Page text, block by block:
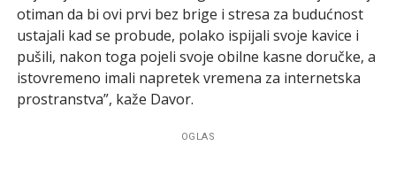
otiman da bi ovi prvi bez brige i stresa za budućnost
ustajali kad se probude, polako ispijali svoje kavice i
pušili, nakon toga pojeli svoje obilne kasne doručke, a
istovremeno imali napretek vremena za internetska
prostranstva”, kaže Davor.
OGLAS